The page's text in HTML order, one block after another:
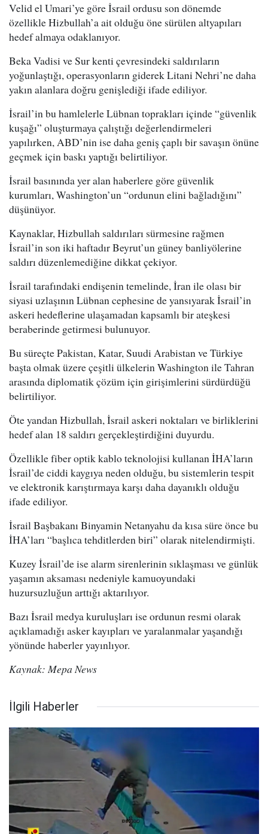
Velid el Umari’ye göre İsrail ordusu son dönemde
özellikle Hizbullah’a ait olduğu öne sürülen altyapıları
hedef almaya odaklanıyor.
Beka Vadisi ve Sur kenti çevresindeki saldırıların
yoğunlaştığı, operasyonların giderek Litani Nehri’ne daha
yakın alanlara doğru genişlediği ifade ediliyor.
İsrail’in bu hamlelerle Lübnan toprakları içinde “güvenlik
kuşağı” oluşturmaya çalıştığı değerlendirmeleri
yapılırken, ABD’nin ise daha geniş çaplı bir savaşın önüne
geçmek için baskı yaptığı belirtiliyor.
İsrail basınında yer alan haberlere göre güvenlik
kurumları, Washington’un “ordunun elini bağladığını”
düşünüyor.
Kaynaklar, Hizbullah saldırıları sürmesine rağmen
İsrail’in son iki haftadır Beyrut’un güney banliyölerine
saldırı düzenlemediğine dikkat çekiyor.
İsrail tarafındaki endişenin temelinde, İran ile olası bir
siyasi uzlaşının Lübnan cephesine de yansıyarak İsrail’in
askeri hedeflerine ulaşamadan kapsamlı bir ateşkesi
beraberinde getirmesi bulunuyor.
Bu süreçte Pakistan, Katar, Suudi Arabistan ve Türkiye
başta olmak üzere çeşitli ülkelerin Washington ile Tahran
arasında diplomatik çözüm için girişimlerini sürdürdüğü
belirtiliyor.
Öte yandan Hizbullah, İsrail askeri noktaları ve birliklerini
hedef alan 18 saldırı gerçekleştirdiğini duyurdu.
Özellikle fiber optik kablo teknolojisi kullanan İHA’ların
İsrail’de ciddi kaygıya neden olduğu, bu sistemlerin tespit
ve elektronik karıştırmaya karşı daha dayanıklı olduğu
ifade ediliyor.
İsrail Başbakanı Binyamin Netanyahu da kısa süre önce bu
İHA’ları “başlıca tehditlerden biri” olarak nitelendirmişti.
Kuzey İsrail’de ise alarm sirenlerinin sıklaşması ve günlük
yaşamın aksaması nedeniyle kamuoyundaki
huzursuzluğun arttığı aktarılıyor.
Bazı İsrail medya kuruluşları ise ordunun resmi olarak
açıklamadığı asker kayıpları ve yaralanmalar yaşandığı
yönünde haberler yayınlıyor.
Kaynak: Mepa News
İlgili Haberler